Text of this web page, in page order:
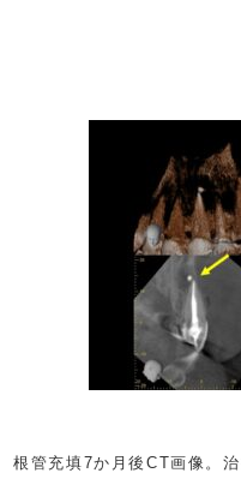
根管充填7か月後CT画像。